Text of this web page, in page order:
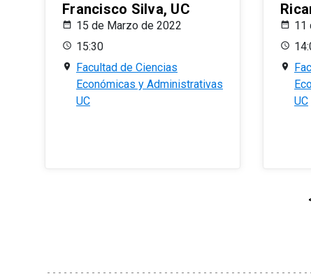
Francisco Silva, UC
15 de Marzo de 2022
15:30
Facultad de Ciencias
Económicas y Administrativas
UC
11
UC